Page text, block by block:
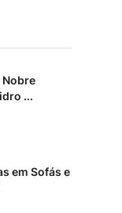
Nobre
...
em Sofás e